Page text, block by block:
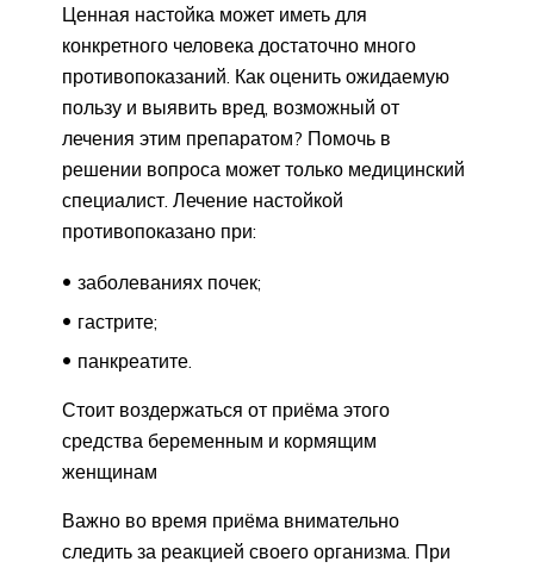
Ценная настойка может иметь для
конкретного человека достаточно много
противопоказаний. Как оценить ожидаемую
пользу и выявить вред, возможный от
лечения этим препаратом? Помочь в
решении вопроса может только медицинский
специалист. Лечение настойкой
противопоказано при:
заболеваниях почек;
гастрите;
панкреатите.
Стоит воздержаться от приёма этого
средства беременным и кормящим
женщинам
Важно во время приёма внимательно
следить за реакцией своего организма. При